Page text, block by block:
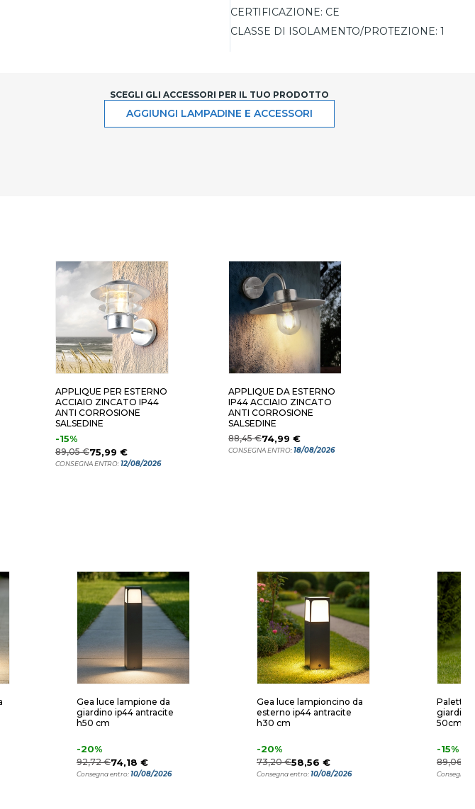
CERTIFICAZIONE: CE
CLASSE DI ISOLAMENTO/PROTEZIONE: 1
SCEGLI GLI ACCESSORI PER IL TUO PRODOTTO
AGGIUNGI LAMPADINE E ACCESSORI
APPLIQUE PER ESTERNO
ACCIAIO ZINCATO IP44
ANTI CORROSIONE
SALSEDINE
-15%
89,05 €75,99 €
CONSEGNA ENTRO:12/08/2026
APPLIQUE DA ESTERNO
IP44 ACCIAIO ZINCATO
ANTI CORROSIONE
SALSEDINE
88,45 €74,99 €
CONSEGNA ENTRO:18/08/2026
Gea luce lampione da
giardino ip44 antracite
h50 cm
-20%
92,72 €74,18 €
Consegna entro:10/08/2026
Gea luce lampioncino da
esterno ip44 antracite
h30 cm
-20%
73,20 €58,56 €
Consegna entro:10/08/2026
Paletto
50cm
-15%
89,06 €
Consegna